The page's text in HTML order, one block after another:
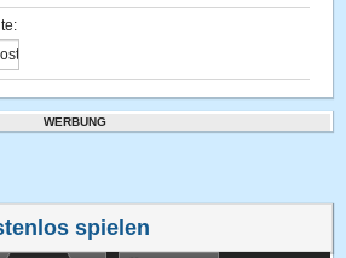
WERBUNG
spielen